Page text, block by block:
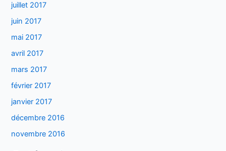
juillet 2017
juin 2017
mai 2017
avril 2017
mars 2017
février 2017
janvier 2017
décembre 2016
novembre 2016